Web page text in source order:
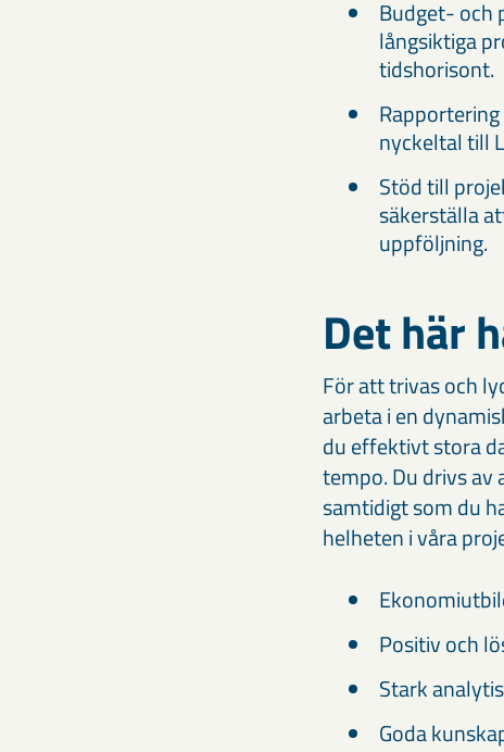
Budget- och
långsiktiga
tidshorisont.
nyckeltal till
Stöd till
säkerställa
uppföljning.
Det här
För att trivas och
arbeta i en
du effektivt stora
tempo. Du drivs av
samtidigt som du
helheten i våra
Positiv och
Stark
Goda